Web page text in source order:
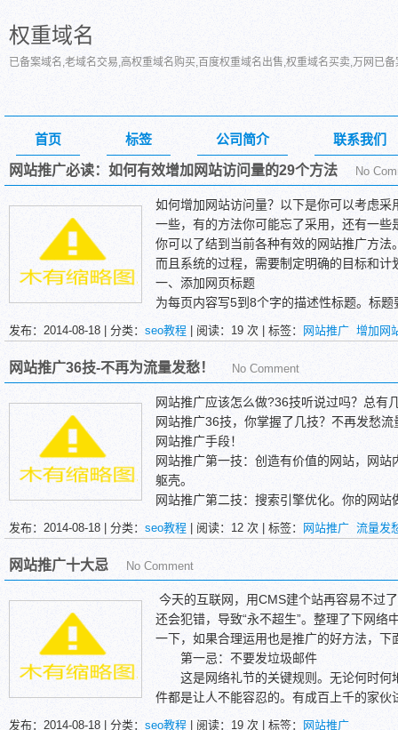
权重域名
已备案域名,老域名交易,高权重域名购买,百度权重域名出售,权重域名买卖,万网已
首页 标签 公司简介 联系我们
网站推广必读：如何有效增加网站访问量的29个方法 No
如何增加网站访问量？以下是你可以考虑
一些，有的方法你可能忘了采用，还有一
你可以了结到当前各种有效的网站推广方
而且系统的过程，需要制定明确的目标和计
一、添加网页标题
为每页内容写5到8个字的描述性标题。标题
说明该页面，该网站最重要的内容是什么
上，因此可以写得稍带煽动性，以吸引搜
你的公司名和你最重要的关键词，而不能
有针对该页面的标题。
发布：2014-08-18 | 分类： seo教程 | 阅读： 19 次 | 标签： 网站推广 增加网
网站推广36技-不再为流量发愁！ No Comment
网站推广应该怎么做?36技听说过吗？总有
网站推广36技，你掌握了几技？不再发愁
网站推广手段！
网站推广第一技：创造有价值的网站，网
躯壳。
网站推广第二技：搜索引擎优化。你的网
得好的排名都是不容易的。搜索引擎优化
的相关内容，学习更多的相关知识。
软文推广 和软文推广的五个注意事项，还
软文推广的具体方法。本站关于软文推广
果真的是众多方法中首屈一指的。
发布：2014-08-18 | 分类： seo教程 | 阅读： 12 次 | 标签： 网站推广 流量发
网站推广十大忌 No Comment
今天的互联网，用CMS建个站再容易不过
还会犯错，导致“永不超生”。整理了下网络
一下，如果合理运用也是推广的好方法，下
第一忌：不要发垃圾邮件
这是网络礼节的关键规则。无论何时何
件都是让人不能容忍的。有成百上千的家
软件，但是不要相信他们。滥发邮件会给
发布：2014-08-18 | 分类： seo教程 | 阅读： 19 次 | 标签： 网站推广